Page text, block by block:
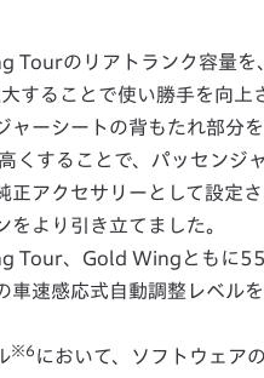
Tourのリアトランク容量を
することで使い勝手を向上
ーシートの背もたれ部分
くすることで、パッセンジ
アクセサリーとして設定
をより引き立てました。
Tour、Gold Wingともに
車速感応式自動調整レベル
※6 において、ソフトウェア